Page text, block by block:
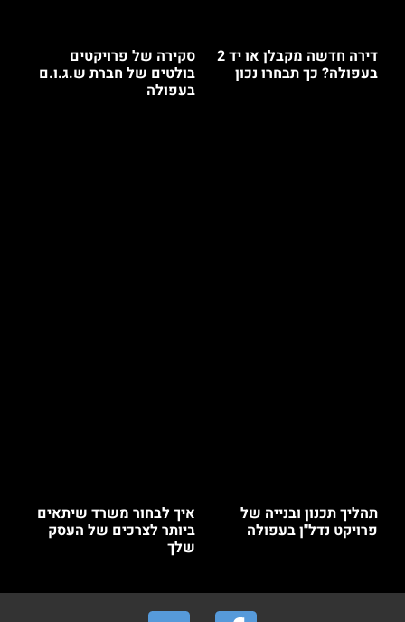
דירה חדשה מקבלן או יד 2
בעפולה? כך תבחרו נכון
סקירה של פרויקטים
בולטים של חברת ש.ג.ו.ם
בעפולה
תהליך תכנון ובנייה של
פרויקט נדל"ן בעפולה
איך לבחור משרד שיתאים
ביותר לצרכים של העסק
שלך